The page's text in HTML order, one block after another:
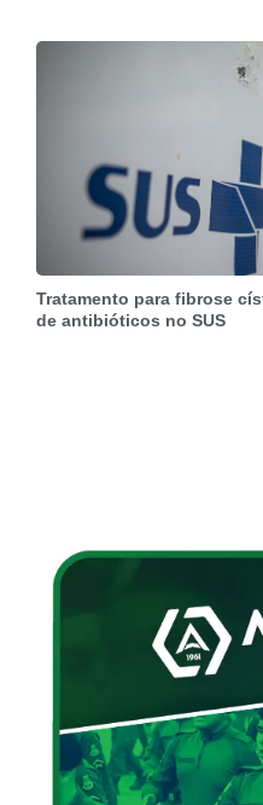
Tratamento para fibrose
de antibióticos no SUS